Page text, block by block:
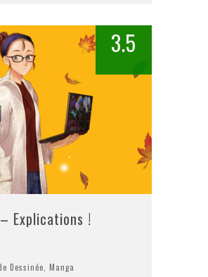
3.5
Explications !
Dessinée Manga